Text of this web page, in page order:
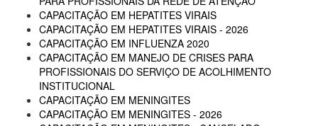
CAPACITAÇÃO EM HEPATITES VIRAIS
CAPACITAÇÃO EM HEPATITES VIRAIS - 2026
CAPACITAÇÃO EM INFLUENZA 2020
CAPACITAÇÃO EM MANEJO DE CRISES PARA
PROFISSIONAIS DO SERVIÇO DE ACOLHIMENTO
INSTITUCIONAL
CAPACITAÇÃO EM MENINGITES
CAPACITAÇÃO EM MENINGITES - 2026